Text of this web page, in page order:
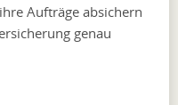
Aufträge absichern
genau